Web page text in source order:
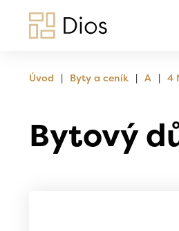
Úvod | Byty a ceník | A | 4
Bytový